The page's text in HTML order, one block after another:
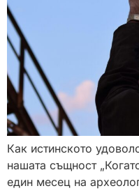
Как истинското
нашата същност
един месец на